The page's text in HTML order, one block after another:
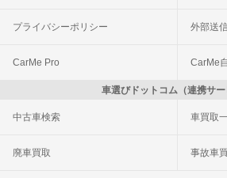
プライバシーポリシー 外部送
CarMe Pro CarMe
車選びドットコム（連携サー
中古車検索 車買取
廃車買取 事故車